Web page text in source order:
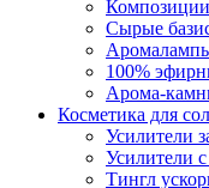
Сырые
100%
Арома-
Косметика для
Усилители
Усилители
Тингл